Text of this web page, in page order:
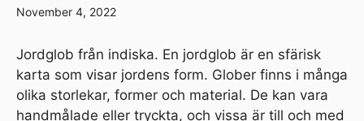
November 4, 2022
Jordglob från indiska. En jordglob är en sfärisk
karta som visar jordens form. Glober finns i många
olika storlekar, former och material. De kan vara
handmålade eller tryckta, och vissa är till och med